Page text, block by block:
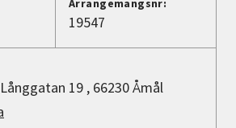
Arrangemangsnr:
19547
19 , 66230 Åmål